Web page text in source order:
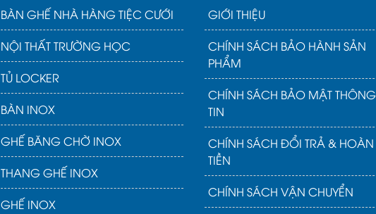
BÀN GHẾ NHÀ HÀNG TIỆC CƯỚI
NỘI THẤT TRƯỜNG HỌC
TỦ LOCKER
BÀN INOX
GHẾ BĂNG CHỜ INOX
THANG GHẾ INOX
GHẾ INOX
GIỚI THIỆU
CHÍNH SÁCH BẢO HÀNH SẢN
PHẨM
CHÍNH SÁCH BẢO MẬT THÔNG
TIN
CHÍNH SÁCH ĐỔI TRẢ & HOÀN
TIỀN
CHÍNH SÁCH VẬN CHUYỂN